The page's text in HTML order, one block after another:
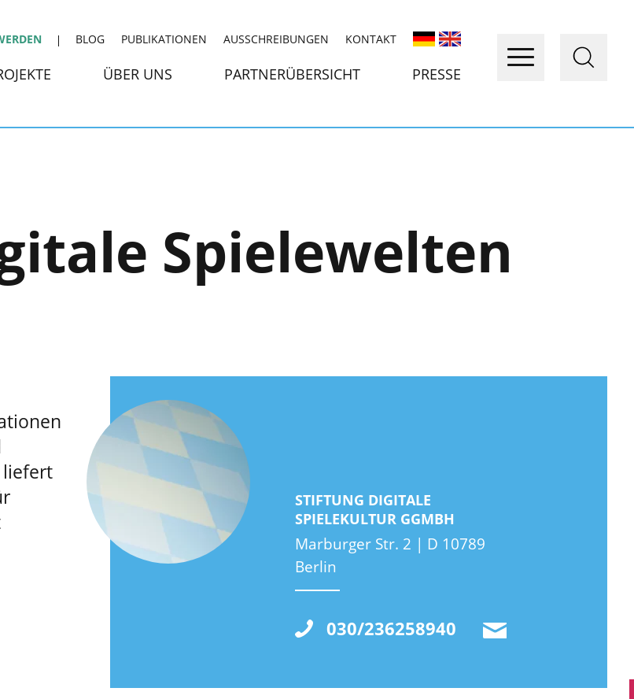
BLOG PUBLIKATIONEN AUSSCHREIBUNGEN KONTAKT
ÜBER UNS PARTNERÜBERSICHT PRESSE
Spielewelten
liefert
STIFTUNG DIGITALE
SPIELEKULTUR GGMBH
Marburger Str. 2 | D 10789
Berlin
030/236258940